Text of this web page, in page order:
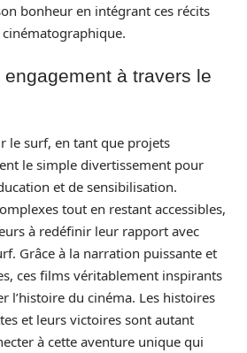
bonheur en intégrant ces récits
à travers le
le surf, en tant que projets
le simple divertissement pour
et de sensibilisation.
tout en restant accessibles,
à redéfinir leur rapport avec
Grâce à la narration puissante et
ces films véritablement inspirants
l’histoire du cinéma. Les histoires
et leurs victoires sont autant
à cette aventure unique qui